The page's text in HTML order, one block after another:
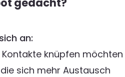
an:
knüpfen möchten
sich mehr Austausch